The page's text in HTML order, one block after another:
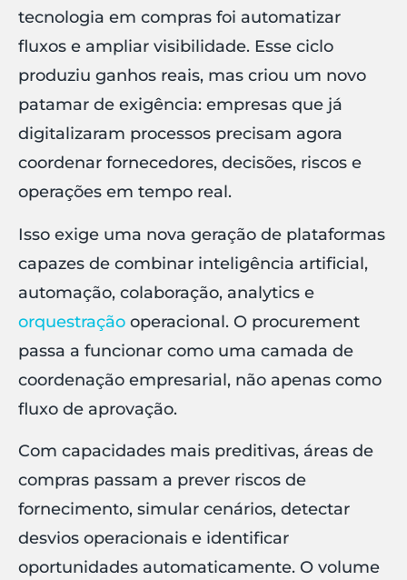
tecnologia em compras foi automatizar
fluxos e ampliar visibilidade. Esse ciclo
produziu ganhos reais, mas criou um novo
patamar de exigência: empresas que já
digitalizaram processos precisam agora
coordenar fornecedores, decisões, riscos e
operações em tempo real.
Isso exige uma nova geração de plataformas
capazes de combinar inteligência artificial,
automação, colaboração, analytics e
orquestração operacional. O procurement
passa a funcionar como uma camada de
coordenação empresarial, não apenas como
fluxo de aprovação.
Com capacidades mais preditivas, áreas de
compras passam a prever riscos de
fornecimento, simular cenários, detectar
desvios operacionais e identificar
oportunidades automaticamente. O volume